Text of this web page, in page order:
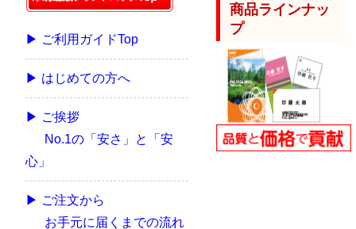
▶ ご利用ガイドTop
▶ はじめての方へ
▶ ご挨拶
No.1の「安さ」と「安
心」
▶ ご注文から
お手元に届くまでの流れ
商品ラインナッ
プ